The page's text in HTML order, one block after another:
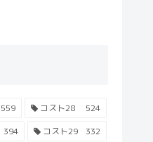
559 コスト28
524
394 コスト29
332